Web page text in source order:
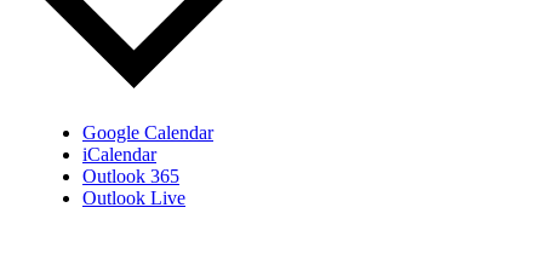
Google Calendar
iCalendar
Outlook 365
Outlook Live